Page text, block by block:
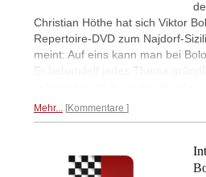
Christian Höthe hat sich Viktor
Repertoire-DVD zum Najdorf-
meint: Auf eins kann man bei
Er behandelt jedes Thema
Mehr... Kommentare